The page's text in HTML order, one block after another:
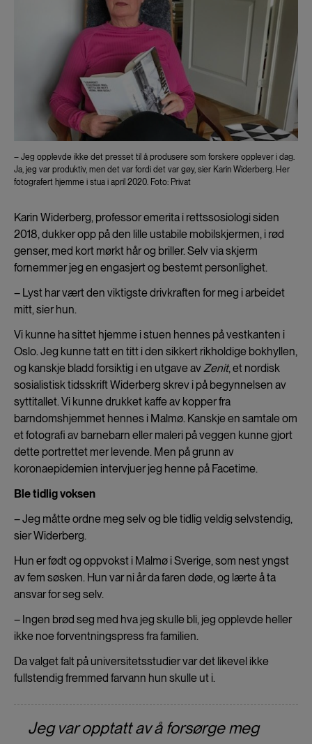
– Jeg opplevde ikke det presset til å produsere som forskere opplever i dag.
Ja, jeg var produktiv, men det var fordi det var gøy, sier Karin Widerberg. Her
fotografert hjemme i stua i april 2020. Foto: Privat
Karin Widerberg, professor emerita i rettssosiologi siden
2018, dukker opp på den lille ustabile mobilskjermen, i rød
genser, med kort mørkt hår og briller. Selv via skjerm
fornemmer jeg en engasjert og bestemt personlighet.
– Lyst har vært den viktigste drivkraften for meg i arbeidet
mitt, sier hun.
Vi kunne ha sittet hjemme i stuen hennes på vestkanten i
Oslo. Jeg kunne tatt en titt i den sikkert rikholdige bokhyllen,
og kanskje bladd forsiktig i en utgave avZenit, et nordisk
sosialistisk tidsskrift Widerberg skrev i på begynnelsen av
syttitallet. Vi kunne drukket kaffe av kopper fra
barndomshjemmet hennes i Malmø. Kanskje en samtale om
et fotografi av barnebarn eller maleri på veggen kunne gjort
dette portrettet mer levende. Men på grunn av
koronaepidemien intervjuer jeg henne på Facetime.
Ble tidlig voksen
– Jeg måtte ordne meg selv og ble tidlig veldig selvstendig,
sier Widerberg.
Hun er født og oppvokst i Malmø i Sverige, som nest yngst
av fem søsken. Hun var ni år da faren døde, og lærte å ta
ansvar for seg selv.
– Ingen brød seg med hva jeg skulle bli, jeg opplevde heller
ikke noe forventningspress fra familien.
Da valget falt på universitetsstudier var det likevel ikke
fullstendig fremmed farvann hun skulle ut i.
Jeg var opptatt av å forsørge meg